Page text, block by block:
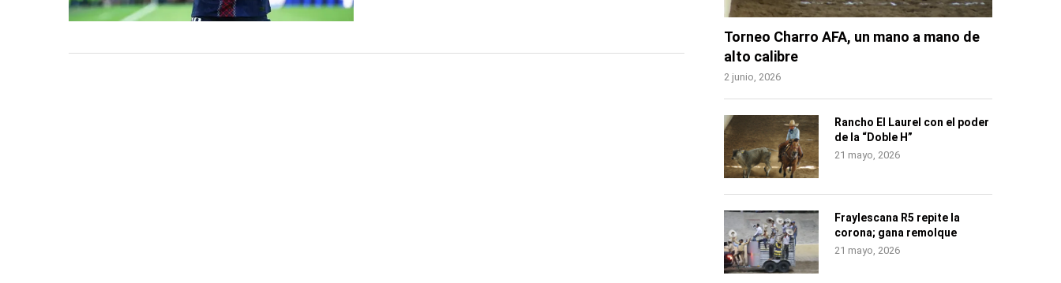
Torneo Charro AFA, un mano a mano de
alto calibre
2 junio, 2026
Rancho El Laurel con el poder
de la “Doble H”
21 mayo, 2026
Fraylescana R5 repite la
corona; gana remolque
21 mayo, 2026